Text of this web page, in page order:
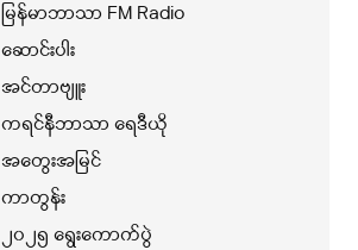
မြန်မာဘာသာ FM Radio
ဆောင်းပါး
အင်တာဗျူး
ကရင်နီဘာသာ ရေဒီယို
အတွေးအမြင်
ကာတွန်း
၂၀၂၅ ရွေးကောက်ပွဲ